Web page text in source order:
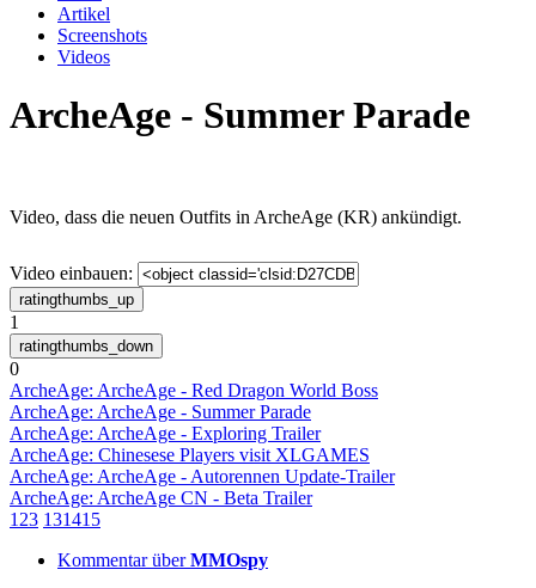
Artikel
Screenshots
Videos
ArcheAge - Summer Parade
Video, dass die neuen Outfits in ArcheAge (KR) ankündigt.
Video einbauen:
1
0
ArcheAge: ArcheAge - Red Dragon World Boss
ArcheAge: ArcheAge - Summer Parade
ArcheAge: ArcheAge - Exploring Trailer
ArcheAge: Chinesese Players visit XLGAMES
ArcheAge: ArcheAge - Autorennen Update-Trailer
ArcheAge: ArcheAge CN - Beta Trailer
1 23 131415
Kommentar überMMOspy